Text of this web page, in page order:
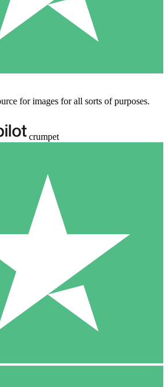
for images for all sorts of purposes.
crumpet